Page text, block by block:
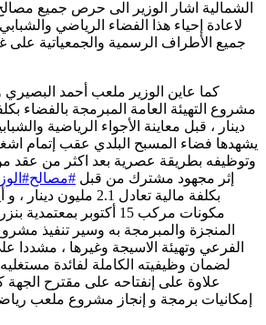
الشمالية اشار الوزير الى حرص جميع
لاعادة إحياء هذا الفضاء الرياضي
جميع الأطراف الرسمية والجمعياتية على
كما عاين الوزير ملعب أحمد
دينار ، قبل معاينة الأجواء الرياضية
يشهدها فضاء المسبح البلدي عقب إتمام
وتوظيفه بطريقة عصرية بعد اكثر من عقد
إثر مجهود مشترك من قبل #مصالح
بكلفة مالية تعادل 2.1
مكونات مركب 15 أكتوبر
المنجزة والمبرمجة به وسير تنفيذ
الفرعي وتهيئة الاسيجة وغيرها ، مشددا
لضمان وظيفيته الكاملة لفائدة
علاوة على إنفتاحه على مقترح
إمكانيات برمجة و إنجاز مشروع ملعب